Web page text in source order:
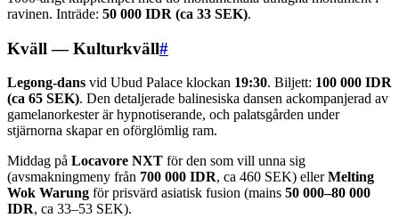
ravinen. Inträde: 50 000 IDR (ca 33 SEK).
Kväll — Kulturkväll#
Legong-dans vid Ubud Palace klockan 19:30. Biljett: 100 000 IDR
(ca 65 SEK). Den detaljerade balinesiska dansen ackompanjerad av
gamelanorkester är hypnotiserande, och palatsgården under
stjärnorna skapar en oförglömlig ram.
Middag på Locavore NXT för den som vill unna sig
(avsmakningmeny från 700 000 IDR, ca 460 SEK) ellerMelting
Wok Warung för prisvärd asiatisk fusion (mains 50 000–80 000
IDR, ca 33–53 SEK).